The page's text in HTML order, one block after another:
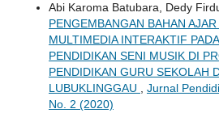
Abi Karoma Batubara, Dedy
PENGEMBANGAN BAHAN
MULTIMEDIA INTERAKTIF
PENDIDIKAN SENI MUSIK DI
PENDIDIKAN GURU SEKOLAH
LUBUKLINGGAU , Jurnal
No. 2 (2020)